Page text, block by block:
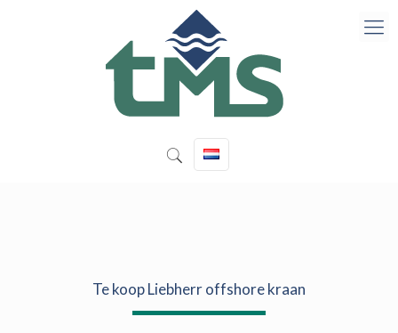
Te koop Liebherr offshore kraan